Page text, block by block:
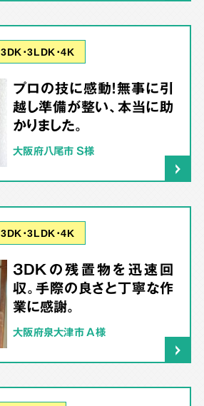
3DK･3LDK･4K
プロの技に感動！無事に引
越し準備が整い、本当に助
かりました。
大阪府八尾市 S様
3DK･3LDK･4K
3DKの残置物を迅速回
収。手際の良さと丁寧な作
業に感謝。
大阪府泉大津市 A様